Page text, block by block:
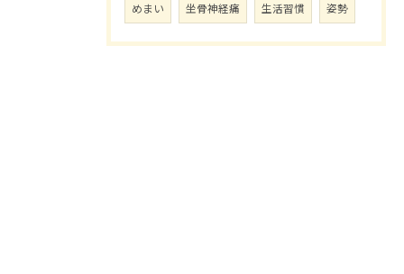
めまい 坐骨神経痛 生活習慣 姿勢